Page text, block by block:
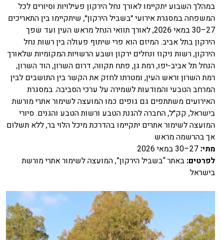
במהלך השבוע יתקיימו לאורך נחל הירקון פעילויות וסיורים לכל
המשפחה במסגרת אירועי ״בשביל הירקון״, שיתקיימו בין התאריכים
27–30 במאי 2026, לאורך תוואי הנחל מראש העין ועד שפך
הירקון בתל אביב. המיזם הוא פרי שיתוף פעולה בין רשות נחל
הירקון, רשות ניקוז ונחלים ירקון ושבע הרשויות המקומיות שלאורך
הנחל תל אביב-יפו, רמת גן, פתח תקווה, דרום השרון, הוד השרון,
רמת השרון וראש העין, ומטרתו לחזק את הקשר בין התושבים לבין
המרחב הטבעי והמודעות לשמירה על ערכי הסביבה. במסגרת
האירועים משתתפים גם גופים כמו המועצה לשימור אתרי מורשת
בישראל, קק״ל, החברה להגנת הטבע ורשות הטבע והגנים. סיורי
המועצה לשימור אתרים יתקיימו בהדרכת מיכל הלוי בר, ללא תשלום
אך בהרשמה מראש
מתי:
לפרטים: באתר “בשביל הירקון”, המועצה לשימור אתרי מורשת
בישראל